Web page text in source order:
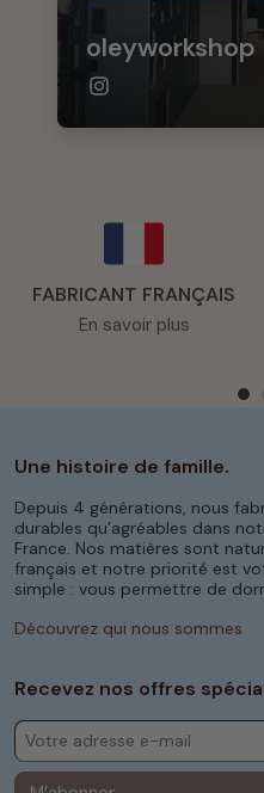
oleyworkshop
FABRICANT FRANÇAIS
En savoir plus
Une histoire de famille.
Depuis 4 générations, nous
durables qu’agréables dans
France. Nos matières sont
français et notre priorité est
simple : vous permettre de
Découvrez qui nous sommes
Recevez nos offres